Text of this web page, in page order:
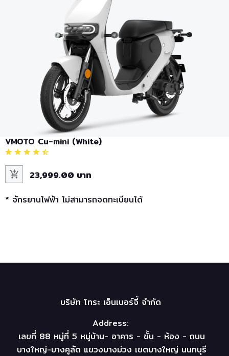
VMOTO Cu-mini (White)
23,999.00 บาท
* จักรยานไฟฟ้า ไม่สามารถจดทะเบียนได้
บริษัท โทระ เอ็นเนอร์จี้ จำกัด
Address:
เลขที่ 88 หมู่ที่ 5 หมู่บ้าน- อาคาร - ชั้น - ห้อง - ถนน
บางใหญ่-บางคูลัด แขวงบางม่วง เขตบางใหญ่ นนทบุรี